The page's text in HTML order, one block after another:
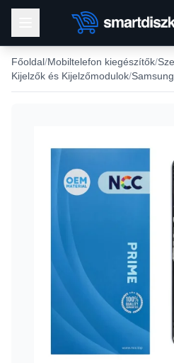
Főoldal Mobiltelefon kiegészítők
Kijelzők és Kijelzőmodulok